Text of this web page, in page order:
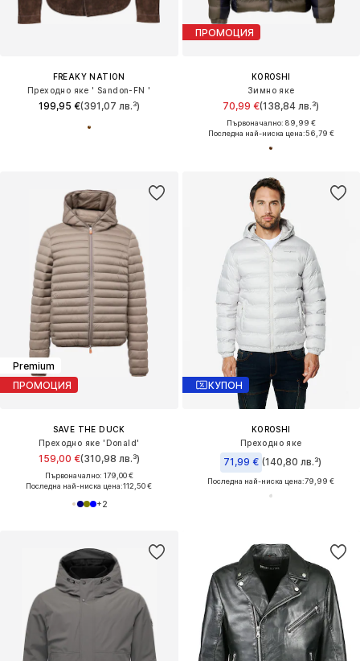
FREAKY NATION
Преходно яке ' Sandon-FN '
199,95 €(391,07 лв.³)
ПРОМОЦИЯ
KOROSHI
Зимно яке
70,99 €(138,84 лв.³)
Първоначално: 89,99 €
Последна най-ниска цена:56,79 €
Premium
ПРОМОЦИЯ
SAVE THE DUCK
Преходно яке 'Donald'
159,00 €(310,98 лв.³)
Първоначално: 179,00 €
Последна най-ниска цена:112,50 €
+2
КУПОН
KOROSHI
Преходно яке
71,99 € (140,80 лв.³)
Последна най-ниска цена:79,99 €